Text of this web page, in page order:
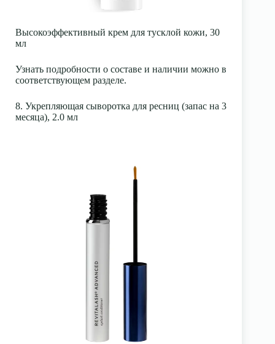
Высокоэффективный крем для тусклой кожи, 30
мл
Узнать подробности о составе и наличии можно в
соответствующем разделе.
8. Укрепляющая сыворотка для ресниц (запас на 3
месяца), 2.0 мл